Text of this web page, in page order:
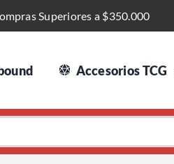
Superiores a $350.000
Accesorios TCG